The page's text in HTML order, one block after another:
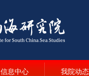
信息中心 我院动态